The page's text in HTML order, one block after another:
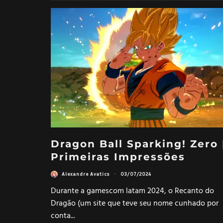
Dragon Ball Sparking! Zero
Primeiras Impressões
Alexandre Avatics · 03/07/2024
Durante a gamescom latam 2024, o Recanto do
Dragão (um site que teve seu nome cunhado por
conta...